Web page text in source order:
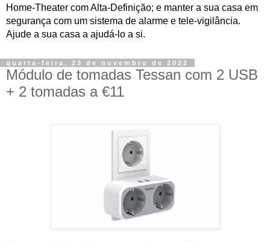
Home-Theater com Alta-Definição; e manter a sua casa em
segurança com um sistema de alarme e tele-vigilância.
Ajude a sua casa a ajudá-lo a si.
quarta-feira, 23 de novembro de 2022
Módulo de tomadas Tessan com 2 USB
+ 2 tomadas a €11